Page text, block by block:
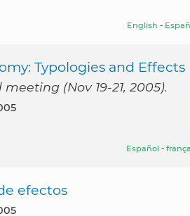
English -
Typologies and Effects
(Nov 19-21, 2005).
Español -
efectos